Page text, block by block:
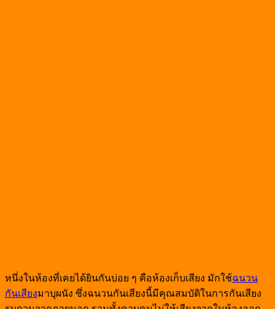
หนึ่งในห้องที่เคยได้ยินกันบ่อย ๆ คือห้องเก็บเสียง มักใช้ฉนวน
กันเสียงมาบุผนัง ซึ่งฉนวนกันเสียงนี้มีคุณสมบัติในการกันเสียง